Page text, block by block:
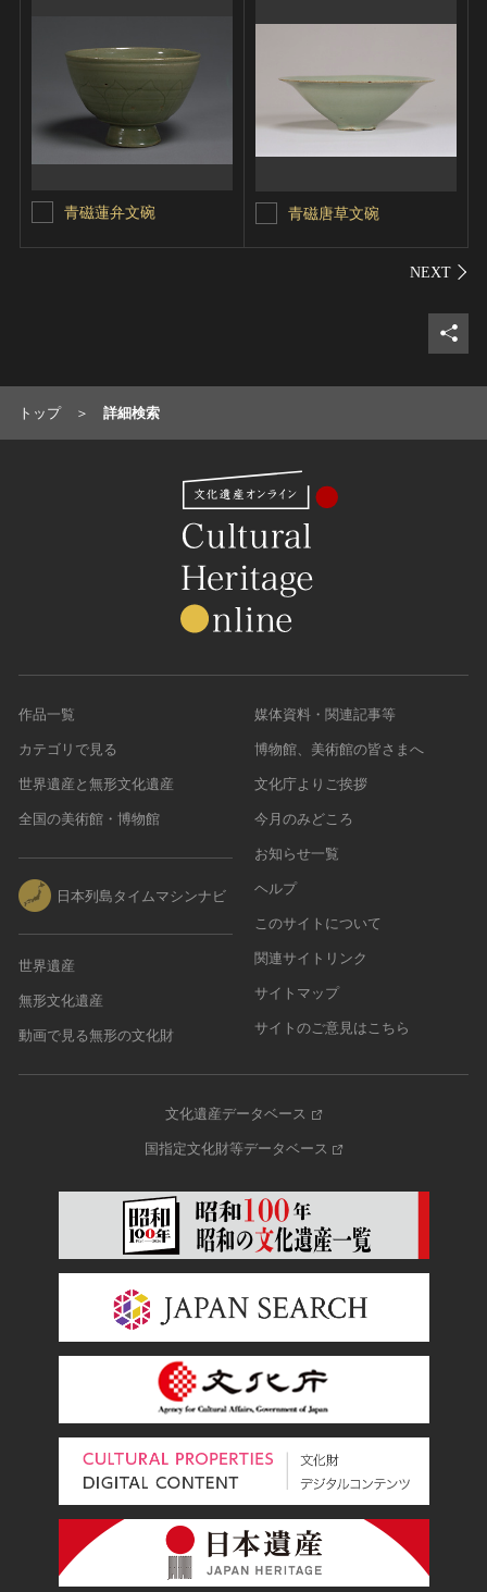
青磁蓮弁文碗 青磁唐草文碗
シェ
トップ 詳細検索
作品一覧
カテゴリで見る
世界遺産と無形文化遺産
全国の美術館・博物館
日本列島タイムマシンナビ
世界遺産
無形文化遺産
動画で見る無形の文化財
媒体資料・関連記事等
博物館、美術館の皆さまへ
文化庁よりご挨拶
今月のみどころ
お知らせ一覧
ヘルプ
このサイトについて
関連サイトリンク
サイトマップ
サイトのご意見はこちら
文化遺産データベース
国指定文化財等データベース